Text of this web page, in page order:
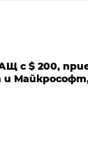
с $ 200,
Майкрософт,